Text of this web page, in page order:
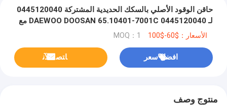
حاقن الوقود الأصلي بالسكك الحديدية المشتركة 0445120040
لـ DAEWOO DOOSAN 65.10401-7001C 0445120040 مع
فوهة DLLA146P1405
الأسعار：$60-$100 MOQ：1
افضل سعر ﺎﺘﺼﻟ ﺍﻶﻧ
منتوج وصف